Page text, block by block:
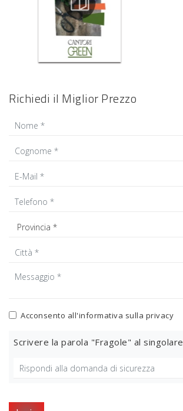
Richiedi il Miglior Prezzo
Acconsento all'informativa sulla privacy
Scrivere la parola "Fragole" al singolare